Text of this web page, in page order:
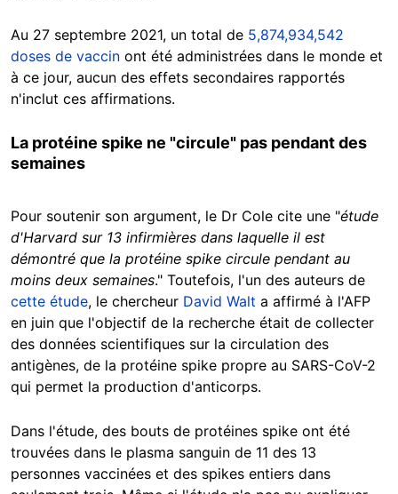
Au 27 septembre 2021, un total de 5,874,934,542
doses de vaccin ont été administrées dans le monde et
à ce jour, aucun des effets secondaires rapportés
n'inclut ces affirmations.
La protéine spike ne "circule" pas pendant des
semaines
Pour soutenir son argument, le Dr Cole cite une "étude
d'Harvard sur 13 infirmières dans laquelle il est
démontré que la protéine spike circule pendant au
moins deux semaines." Toutefois, l'un des auteurs de
cette étude, le chercheur David Walt a affirmé à l'AFP
en juin que l'objectif de la recherche était de collecter
des données scientifiques sur la circulation des
antigènes, de la protéine spike propre au SARS-CoV-2
qui permet la production d'anticorps.
Dans l'étude, des bouts de protéines spike ont été
trouvées dans le plasma sanguin de 11 des 13
personnes vaccinées et des spikes entiers dans